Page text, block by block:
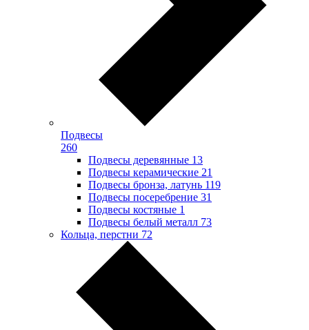
Подвесы
260
Подвесы деревянные 13
Подвесы керамические 21
Подвесы бронза, латунь 119
Подвесы посеребрение 31
Подвесы костяные 1
Подвесы белый металл 73
Кольца, перстни 72